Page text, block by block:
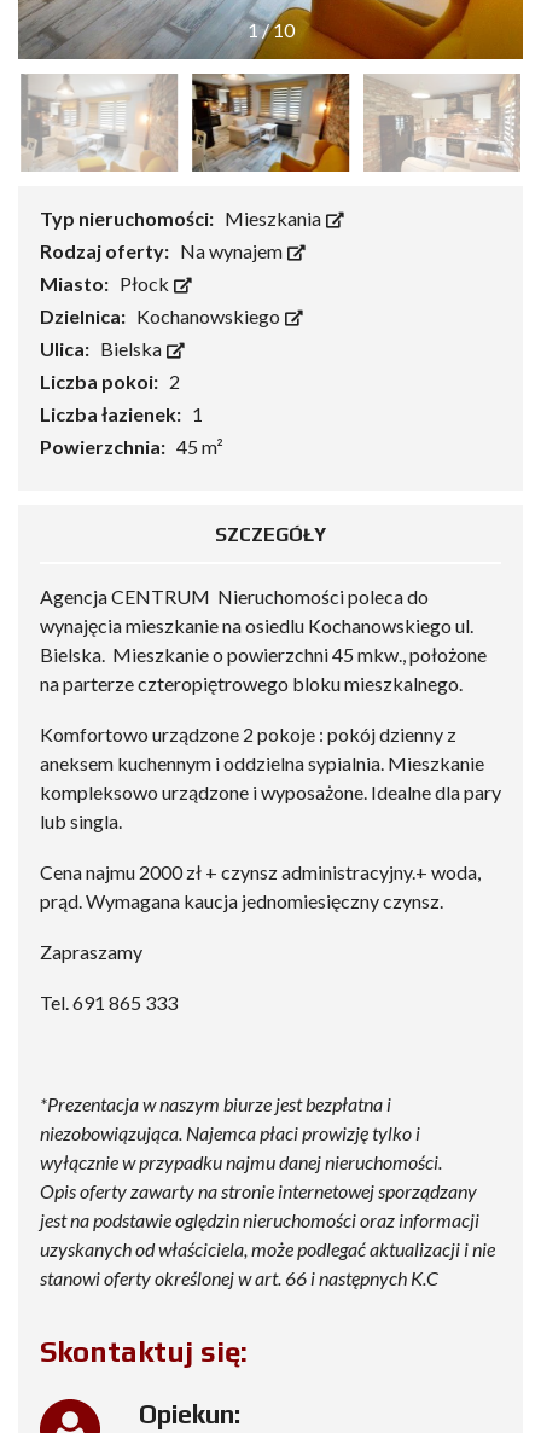
1/10
Typ nieruchomości: Mieszkania
Rodzaj oferty: Na wynajem
Miasto: Płock
Dzielnica: Kochanowskiego
Ulica: Bielska
Liczba pokoi: 2
Liczba łazienek: 1
Powierzchnia: 45 m²
SZCZEGÓŁY
Agencja CENTRUM Nieruchomości poleca do
wynajęcia mieszkanie na osiedlu Kochanowskiego ul.
Bielska. Mieszkanie o powierzchni 45 mkw., położone
na parterze czteropiętrowego bloku mieszkalnego.
Komfortowo urządzone 2 pokoje : pokój dzienny z
aneksem kuchennym i oddzielna sypialnia. Mieszkanie
kompleksowo urządzone i wyposażone. Idealne dla pary
lub singla.
Cena najmu 2000 zł + czynsz administracyjny.+ woda,
prąd. Wymagana kaucja jednomiesięczny czynsz.
Zapraszamy
Tel. 691 865 333
*Prezentacja w naszym biurze jest bezpłatna i
niezobowiązująca. Najemca płaci prowizję tylko i
wyłącznie w przypadku najmu danej nieruchomości.
Opis oferty zawarty na stronie internetowej sporządzany
jest na podstawie oględzin nieruchomości oraz informacji
uzyskanych od właściciela, może podlegać aktualizacji i nie
stanowi oferty określonej w art. 66 i następnych K.C
Skontaktuj się:
Opiekun: